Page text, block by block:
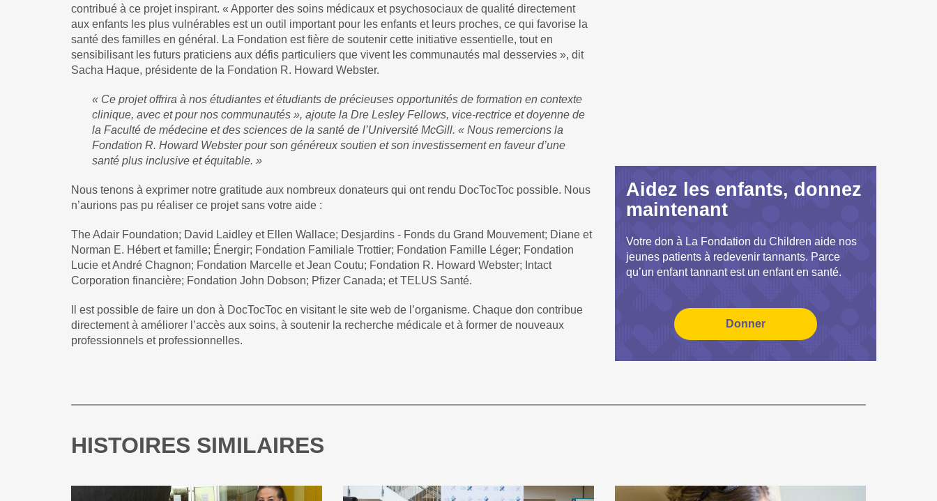
contribué à ce projet inspirant. « Apporter des soins médicaux et psychosociaux de qualité directement
aux enfants les plus vulnérables est un outil important pour les enfants et leurs proches, ce qui favorise la
santé des familles en général. La Fondation est fière de soutenir cette initiative essentielle, tout en
sensibilisant les futurs praticiens aux défis particuliers que vivent les communautés mal desservies », dit
Sacha Haque, présidente de la Fondation R. Howard Webster.
« Ce projet offrira à nos étudiantes et étudiants de précieuses opportunités de formation en contexte
clinique, avec et pour nos communautés », ajoute la Dre Lesley Fellows, vice-rectrice et doyenne de
la Faculté de médecine et des sciences de la santé de l’Université McGill. « Nous remercions la
Fondation R. Howard Webster pour son généreux soutien et son investissement en faveur d’une
santé plus inclusive et équitable. »
Nous tenons à exprimer notre gratitude aux nombreux donateurs qui ont rendu DocTocToc possible. Nous
n’aurions pas pu réaliser ce projet sans votre aide :
The Adair Foundation; David Laidley et Ellen Wallace; Desjardins - Fonds du Grand Mouvement; Diane et
Norman E. Hébert et famille; Énergir; Fondation Familiale Trottier; Fondation Famille Léger; Fondation
Lucie et André Chagnon; Fondation Marcelle et Jean Coutu; Fondation R. Howard Webster; Intact
Corporation financière; Fondation John Dobson; Pfizer Canada; et TELUS Santé.
Il est possible de faire un don à DocTocToc en visitant le site web de l’organisme. Chaque don contribue
directement à améliorer l’accès aux soins, à soutenir la recherche médicale et à former de nouveaux
professionnels et professionnelles.
Aidez les enfants, donnez
maintenant
Votre don à La Fondation du Children aide nos
jeunes patients à redevenir tannants. Parce
qu’un enfant tannant est un enfant en santé.
HISTOIRES SIMILAIRES